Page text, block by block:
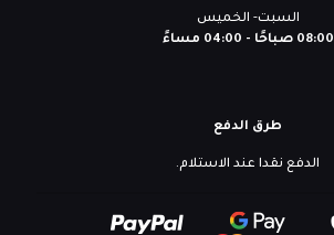
السبت- الخميس
08:00 صباحًا - 04:00 مساءً
طرق الدفع
الدفع نقدا عند الاستلام.